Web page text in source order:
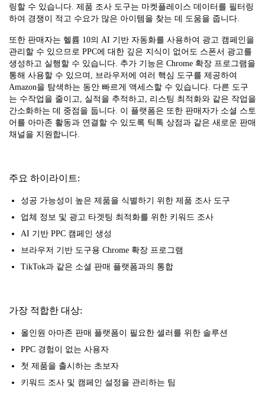
링할 수 있습니다. 제품 조사 도구는 마켓플레이스 데이터를 필터링
하여 경쟁이 적고 수요가 많은 아이템을 찾는 데 도움을 줍니다.
또한 판매자는 헬륨 10의 AI 기반 자동화를 사용하여 광고 캠페인을
관리할 수 있으므로 PPC에 대한 깊은 지식이 없어도 스폰서 광고를
생성하고 실행할 수 있습니다. 추가 기능은 Chrome 확장 프로그램을
통해 사용할 수 있으며, 브라우저에 여러 핵심 도구를 제공하여
Amazon을 탐색하는 동안 빠르게 액세스할 수 있습니다. 다른 도구
는 수작업을 줄이고, 실적을 추적하고, 리스팅 최적화와 같은 작업을
간소화하는 데 중점을 둡니다. 이 플랫폼은 또한 판매자가 소셜 스토
어를 아마존 활동과 연결할 수 있도록 틱톡 상점과 같은 새로운 판매
채널을 지원합니다.
주요 하이라이트:
성공 가능성이 높은 제품을 식별하기 위한 제품 조사 도구
업체 정보 및 광고 타겟팅 최적화를 위한 키워드 조사
AI 기반 PPC 캠페인 생성
브라우저 기반 도구용 Chrome 확장 프로그램
TikTok과 같은 소셜 판매 플랫폼과의 통합
가장 적합한 대상:
올인원 아마존 판매 플랫폼이 필요한 셀러를 위한 솔루션
PPC 경험이 없는 사용자
첫 제품을 출시하는 초보자
키워드 조사 및 캠페인 설정을 관리하는 팀